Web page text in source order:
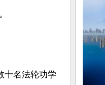
十名法轮功学